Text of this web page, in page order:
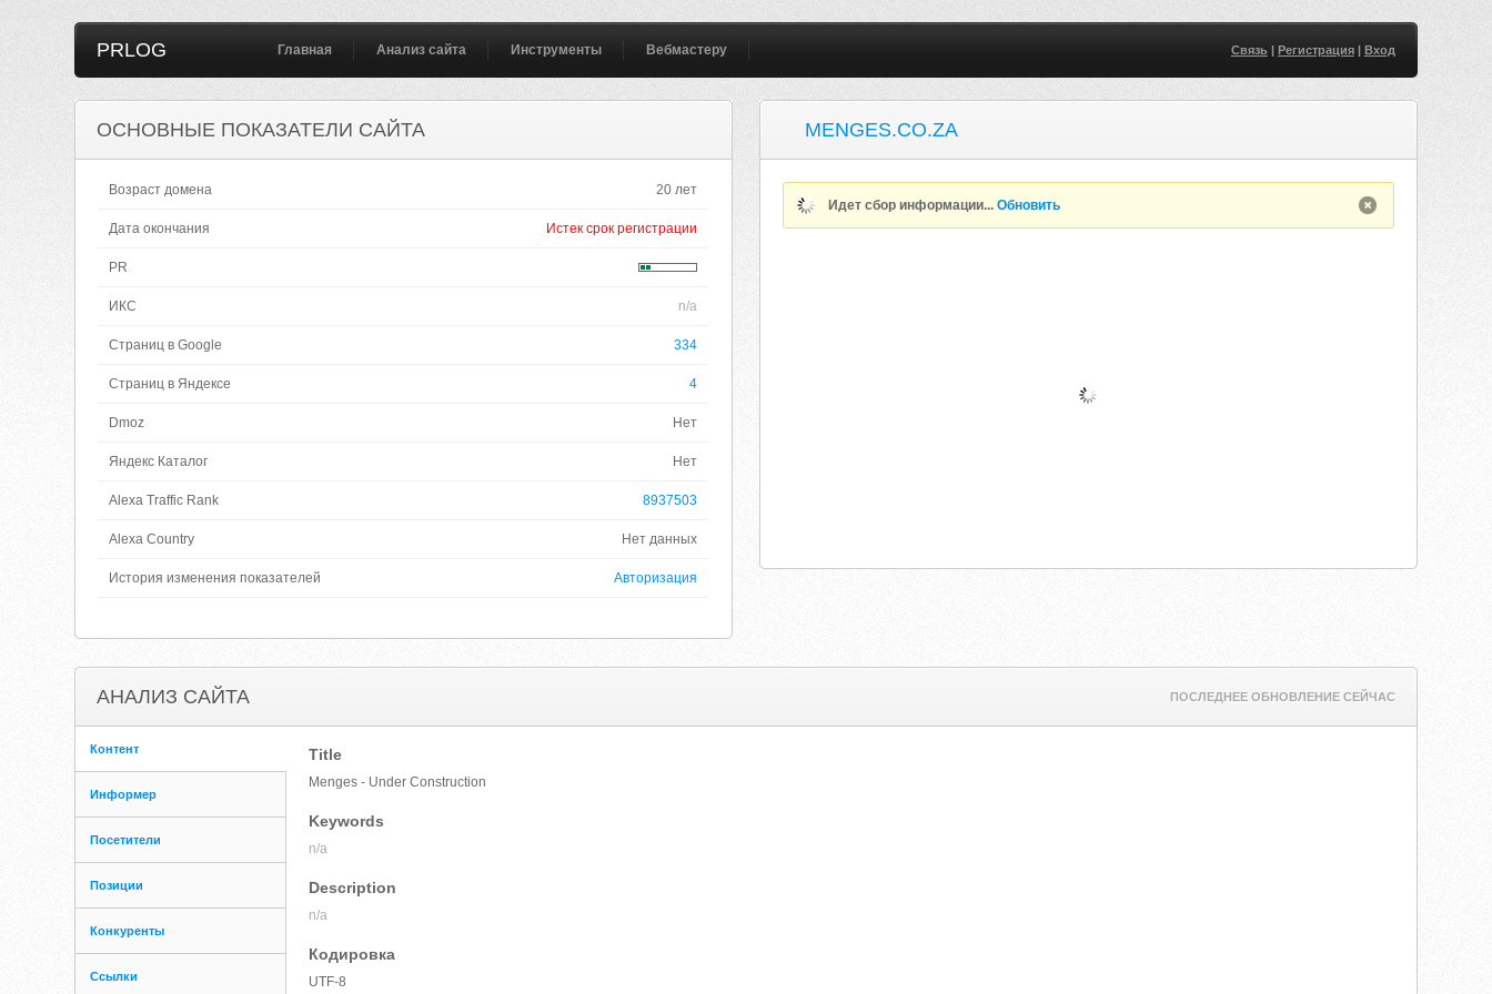
PRLOG Главная Анализ сайта Инструменты Вебмастеру Связь| Регистрация| Вход
ОСНОВНЫЕ ПОКАЗАТЕЛИ САЙТА
Возраст домена 20 лет
Дата окончания Истек срок регистрации
PR
ИКС n/a
Страниц в Google 334
Страниц в Яндексе 4
Dmoz Нет
Яндекс Каталог Нет
Alexa Traffic Rank 8937503
Alexa Country Нет данных
История изменения показателей Авторизация
MENGES.CO.ZA
Идет сбор информации...Обновить
АНАЛИЗ САЙТА ПОСЛЕДНЕЕ ОБНОВЛЕНИЕ СЕЙЧАС
Контент
Информер
Посетители
Позиции
Конкуренты
Ссылки
Title
Menges - Under Construction
Keywords
n/a
Description
n/a
Кодировка
UTF-8